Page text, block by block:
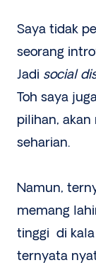
Saya tidak
seorang
Jadi social
Toh saya
pilihan,
seharian.
Namun,
memang
tinggi di
ternyata